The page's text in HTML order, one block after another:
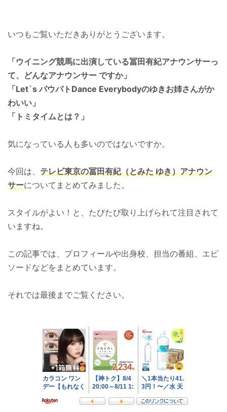
いつもご覧いただきありがとうございます。
「ウイニング競馬に出演している冨田有紀アナウンサーっ
て、どんなアナウンサー ですか」
「Let`s パウパトDance Everybodyのゆきお姉さんがか
わいい」
「トミタイムとは？」
気になっている人も多いのではないですか。
今回は、 テレビ東京の冨田有紀（とみた ゆき）アナウン
サーについてまとめてみました。
スタイルがよい！と、たびたび取り上げられて注目されて
いますね。
この記事では、プロフィールや出身校、担当の番組、エピ
ソードなどをまとめています。
それでは最後までご覧ください。